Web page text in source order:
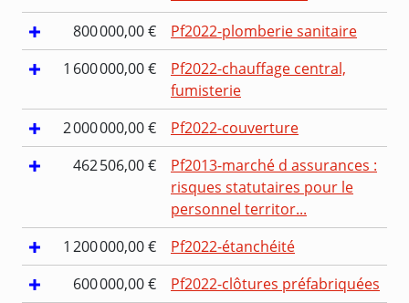
800 000,00 €
Pf2022-plomberie sanitaire
1 600 000,00 €
Pf2022-chauffage central,
fumisterie
2 000 000,00 €
Pf2022-couverture
462 506,00 €
Pf2013-marché d assurances :
risques statutaires pour le
personnel territor...
1 200 000,00 €
Pf2022-étanchéité
600 000,00 €
Pf2022-clôtures préfabriquées